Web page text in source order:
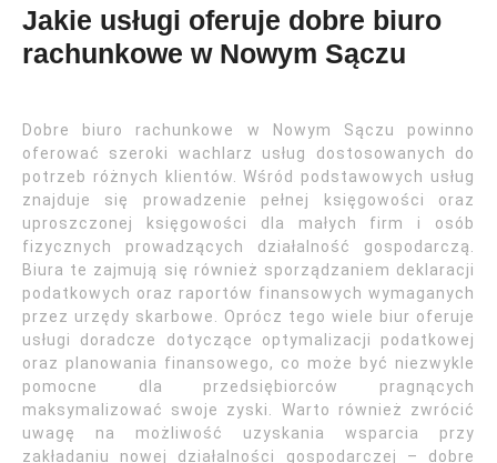
Jakie usługi oferuje dobre biuro
rachunkowe w Nowym Sączu
Dobre biuro rachunkowe w Nowym Sączu powinno
oferować szeroki wachlarz usług dostosowanych do
potrzeb różnych klientów. Wśród podstawowych usług
znajduje się prowadzenie pełnej księgowości oraz
uproszczonej księgowości dla małych firm i osób
fizycznych prowadzących działalność gospodarczą.
Biura te zajmują się również sporządzaniem deklaracji
podatkowych oraz raportów finansowych wymaganych
przez urzędy skarbowe. Oprócz tego wiele biur oferuje
usługi doradcze dotyczące optymalizacji podatkowej
oraz planowania finansowego, co może być niezwykle
pomocne dla przedsiębiorców pragnących
maksymalizować swoje zyski. Warto również zwrócić
uwagę na możliwość uzyskania wsparcia przy
zakładaniu nowej działalności gospodarczej – dobre